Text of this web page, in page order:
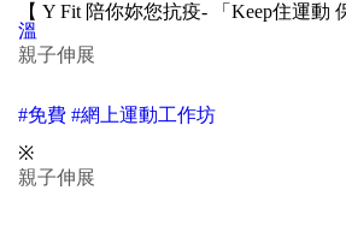
【 Y Fit 陪你妳您抗疫- 「Keep住運動
溫
親子伸展
#免費 #網上運動工作坊
※
親子伸展